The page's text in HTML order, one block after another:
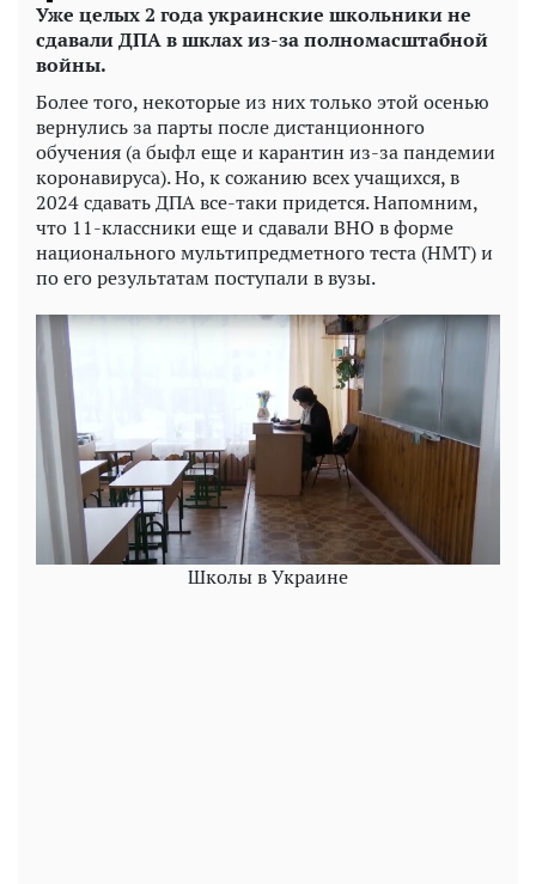
Уже целых 2 года украинские школьники не
сдавали ДПА в шклах из-за полномасштабной
войны.
Более того, некоторые из них только этой осенью
вернулись за парты после дистанционного
обучения (а быфл еще и карантин из-за пандемии
коронавируса). Но, к сожанию всех учащихся, в
2024 сдавать ДПА все-таки придется. Напомним,
что 11-классники еще и сдавали ВНО в форме
национального мультипредметного теста (НМТ) и
по его результатам поступали в вузы.
Школы в Украине